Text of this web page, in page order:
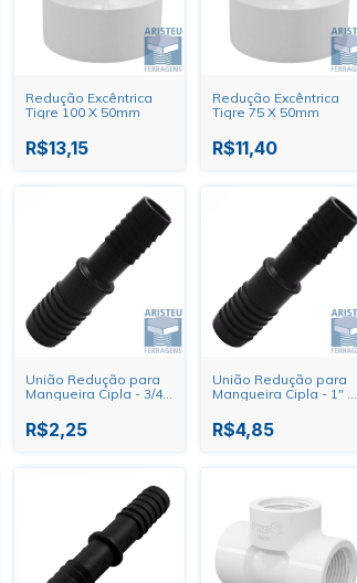
Redução Excêntrica
Tigre 100 X 50mm
R$13,15
Redução Excêntrica
Tigre 75 X 50mm
R$11,40
União Redução para
Mangueira Cipla - 3/4"
R$2,25
União Redução para
Mangueira Cipla - 1" X
R$4,85